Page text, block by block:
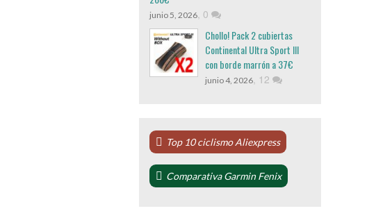
junio 5, 2026, 0
Chollo! Pack 2 cubiertas
Continental Ultra Sport III
con borde marrón a 37€
junio 4, 2026, 12
Top 10 ciclismo Aliexpress
Comparativa Garmin Fenix